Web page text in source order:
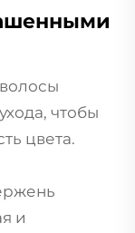
чтобы
цвета.
и